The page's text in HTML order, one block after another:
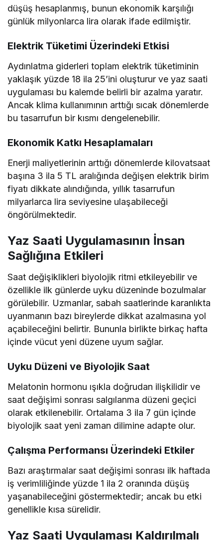
düşüş hesaplanmış, bunun ekonomik karşılığı
günlük milyonlarca lira olarak ifade edilmiştir.
Elektrik Tüketimi Üzerindeki Etkisi
Aydınlatma giderleri toplam elektrik tüketiminin
yaklaşık yüzde 18 ila 25’ini oluşturur ve yaz saati
uygulaması bu kalemde belirli bir azalma yaratır.
Ancak klima kullanımının arttığı sıcak dönemlerde
bu tasarrufun bir kısmı dengelenebilir.
Ekonomik Katkı Hesaplamaları
Enerji maliyetlerinin arttığı dönemlerde kilovatsaat
başına 3 ila 5 TL aralığında değişen elektrik birim
fiyatı dikkate alındığında, yıllık tasarrufun
milyarlarca lira seviyesine ulaşabileceği
öngörülmektedir.
Yaz Saati Uygulamasının İnsan
Sağlığına Etkileri
Saat değişiklikleri biyolojik ritmi etkileyebilir ve
özellikle ilk günlerde uyku düzeninde bozulmalar
görülebilir. Uzmanlar, sabah saatlerinde karanlıkta
uyanmanın bazı bireylerde dikkat azalmasına yol
açabileceğini belirtir. Bununla birlikte birkaç hafta
içinde vücut yeni düzene uyum sağlar.
Uyku Düzeni ve Biyolojik Saat
Melatonin hormonu ışıkla doğrudan ilişkilidir ve
saat değişimi sonrası salgılanma düzeni geçici
olarak etkilenebilir. Ortalama 3 ila 7 gün içinde
biyolojik saat yeni zaman dilimine adapte olur.
Çalışma Performansı Üzerindeki Etkiler
Bazı araştırmalar saat değişimi sonrası ilk haftada
iş verimliliğinde yüzde 1 ila 2 oranında düşüş
yaşanabileceğini göstermektedir; ancak bu etki
genellikle kısa sürelidir.
Yaz Saati Uygulaması Kaldırılmalı